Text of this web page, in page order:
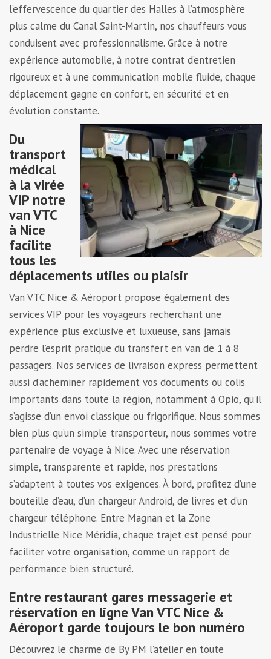
l’effervescence du quartier des Halles à l’atmosphère
plus calme du Canal Saint-Martin, nos chauffeurs vous
conduisent avec professionnalisme. Grâce à notre
expérience automobile, à notre contrat d’entretien
rigoureux et à une communication mobile fluide, chaque
déplacement gagne en confort, en sécurité et en
évolution constante.
Du
transport
médical
à la virée
VIP notre
van VTC
à Nice
facilite
tous les
déplacements utiles ou plaisir
Van VTC Nice & Aéroport propose également des
services VIP pour les voyageurs recherchant une
expérience plus exclusive et luxueuse, sans jamais
perdre l’esprit pratique du transfert en van de 1 à 8
passagers. Nos services de livraison express permettent
aussi d’acheminer rapidement vos documents ou colis
importants dans toute la région, notamment à Opio, qu’il
s’agisse d’un envoi classique ou frigorifique. Nous sommes
bien plus qu’un simple transporteur, nous sommes votre
partenaire de voyage à Nice. Avec une réservation
simple, transparente et rapide, nos prestations
s’adaptent à toutes vos exigences. À bord, profitez d’une
bouteille d’eau, d’un chargeur Android, de livres et d’un
chargeur téléphone. Entre Magnan et la Zone
Industrielle Nice Méridia, chaque trajet est pensé pour
faciliter votre organisation, comme un rapport de
performance bien structuré.
Entre restaurant gares messagerie et
réservation en ligne Van VTC Nice &
Aéroport garde toujours le bon numéro
Découvrez le charme de By PM l’atelier en toute